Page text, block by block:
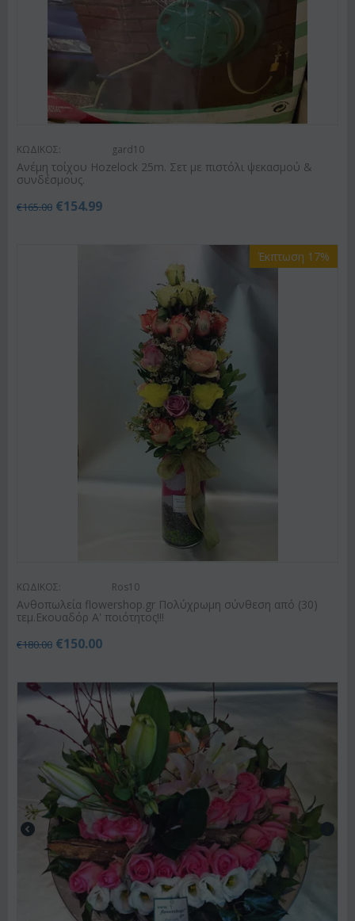
ΚΩΔΙΚΟΣ: gard10
Ανέμη τοίχου Hozelock 25m. Σετ με πιστόλι ψεκασμού &
συνδέσμους.
€165.00 €154.99
Έκπτωση 17%
ΚΩΔΙΚΟΣ: Ros10
Ανθοπωλεία flowershop.gr Πολύχρωμη σύνθεση από (30)
τεμ.Εκουαδόρ Α' ποιότητος!!!
€180.00 €150.00